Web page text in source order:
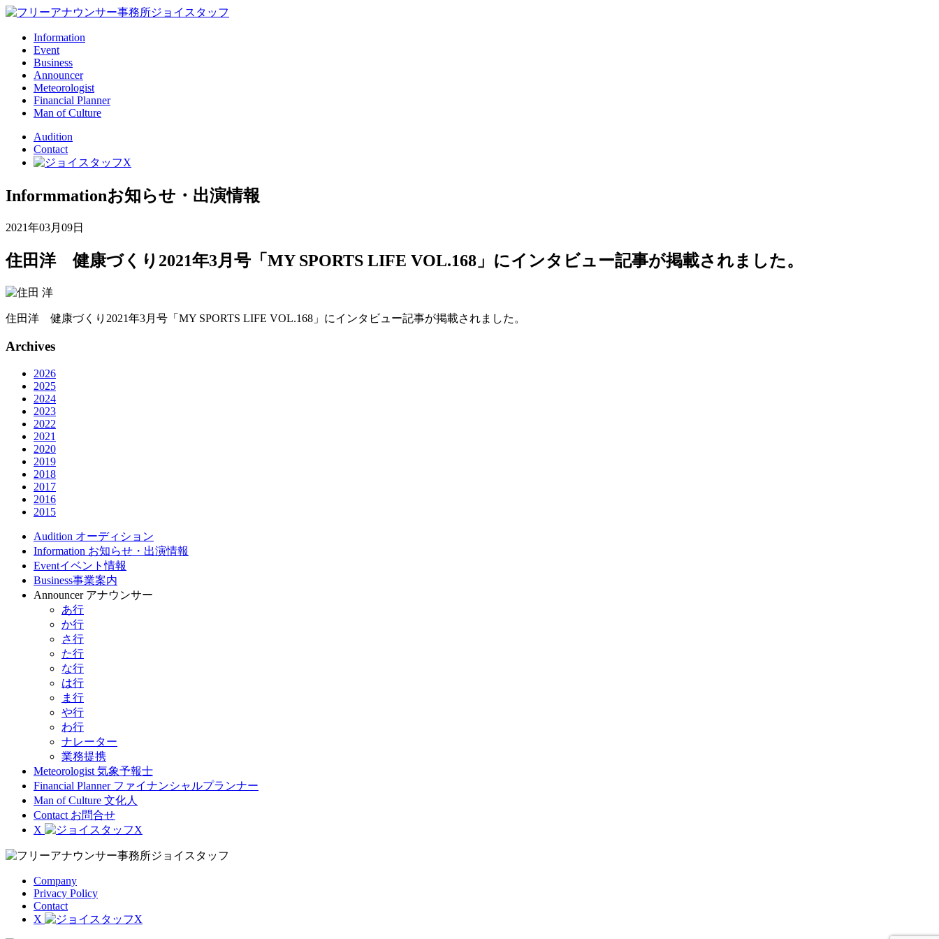
Information
Event
Business
Announcer
Meteorologist
Financial Planner
Man of Culture
Audition
Contact
Informmationお知らせ・出演情報
2021年03月09日
住田洋 健康づくり2021年3月号「MY SPORTS LIFE VOL.168」にインタビュー記事が掲載されました。
住田洋 健康づくり2021年3月号「MY SPORTS LIFE VOL.168」にインタビュー記事が掲載されました。
Archives
2026
2025
2024
2023
2022
2021
2020
2019
2018
2017
2016
2015
Audition オーディション
Information お知らせ・出演情報
Eventイベント情報
Business事業案内
Announcer アナウンサー
あ行
か行
さ行
た行
な行
は行
ま行
や行
わ行
ナレーター
業務提携
Meteorologist 気象予報士
Financial Planner ファイナンシャルプランナー
Man of Culture 文化人
Contact お問合せ
X
Company
Privacy Policy
Contact
X